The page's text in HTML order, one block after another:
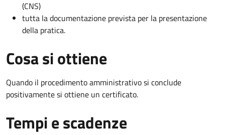
(CNS)
tutta la documentazione prevista per la presentazione
della pratica.
Cosa si ottiene
Quando il procedimento amministrativo si conclude
positivamente si ottiene un certificato.
Tempi e scadenze